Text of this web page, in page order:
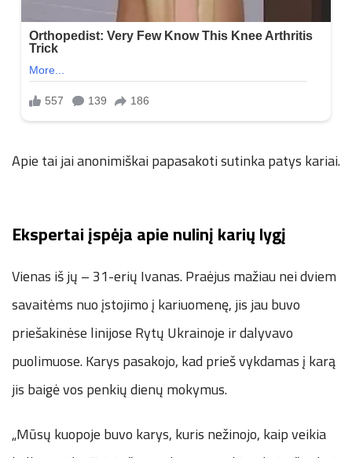
Apie tai jai anonimiškai papasakoti sutinka patys kariai.
Ekspertai įspėja apie nulinį karių lygį
Vienas iš jų – 31-erių Ivanas. Praėjus mažiau nei dviem
savaitėms nuo įstojimo į kariuomenę, jis jau buvo
priešakinėse linijose Rytų Ukrainoje ir dalyvavo
puolimuose. Karys pasakojo, kad prieš vykdamas į karą
jis baigė vos penkių dienų mokymus.
„Mūsų kuopoje buvo karys, kuris nežinojo, kaip veikia